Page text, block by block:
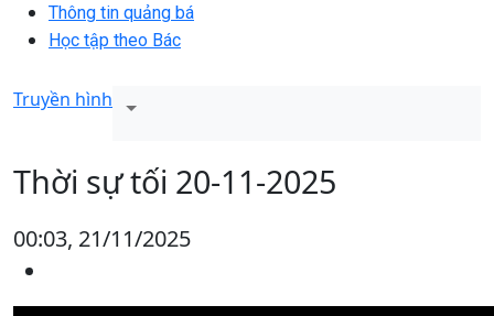
Thông tin quảng bá
Học tập theo Bác
Truyền hình
Thời sự tối 20-11-2025
00:03, 21/11/2025